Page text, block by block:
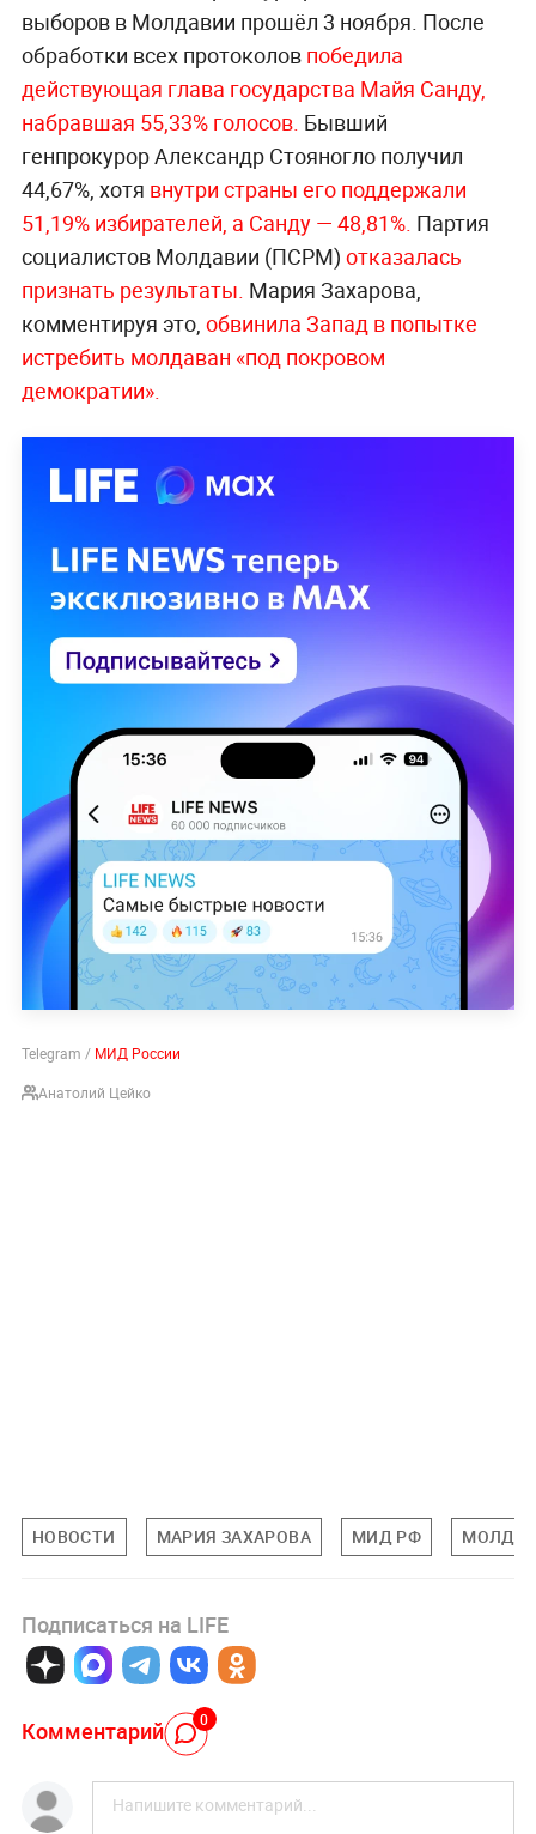
выборов в Молдавии прошёл 3 ноября. После
обработки всех протоколов победила
действующая глава государства Майя Санду,
набравшая 55,33% голосов. Бывший
генпрокурор Александр Стояногло получил
44,67%, хотя внутри страны его поддержали
51,19% избирателей, а Санду — 48,81%. Партия
социалистов Молдавии (ПСРМ) отказалась
признать результаты. Мария Захарова,
комментируя это, обвинила Запад в попытке
истребить молдаван «под покровом
демократии».
Telegram / МИД России
Анатолий Цейко
НОВОСТИ МАРИЯ ЗАХАРОВА МИД РФ
Подписаться на LIFE
Комментарий 0